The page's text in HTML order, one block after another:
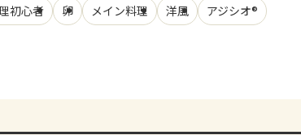
初心者 卵 メイン料理 洋風
アジシオ®